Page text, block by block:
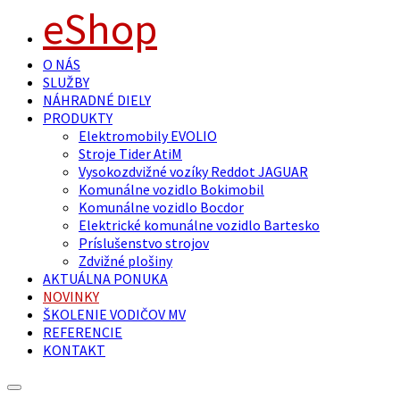
eShop
O NÁS
SLUŽBY
NÁHRADNÉ DIELY
PRODUKTY
Elektromobily EVOLIO
Stroje Tider AtiM
Vysokozdvižné vozíky Reddot JAGUAR
Komunálne vozidlo Bokimobil
Komunálne vozidlo Bocdor
Elektrické komunálne vozidlo Bartesko
Príslušenstvo strojov
Zdvižné plošiny
AKTUÁLNA PONUKA
NOVINKY
ŠKOLENIE VODIČOV MV
REFERENCIE
KONTAKT